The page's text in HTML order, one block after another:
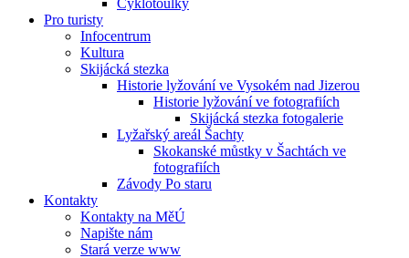
Cyklotoulky
Pro turisty
Infocentrum
Kultura
Skijácká stezka
Historie lyžování ve Vysokém nad Jizerou
Historie lyžování ve fotografiích
Skijácká stezka fotogalerie
Lyžařský areál Šachty
Skokanské můstky v Šachtách ve
fotografiích
Závody Po staru
Kontakty
Kontakty na MěÚ
Napište nám
Stará verze www